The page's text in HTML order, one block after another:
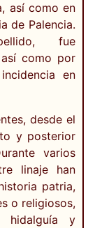
así como en
de Palencia.
fue
como por
en
desde el
y posterior
varios
linaje han
patria,
o religiosos,
hidalguía y